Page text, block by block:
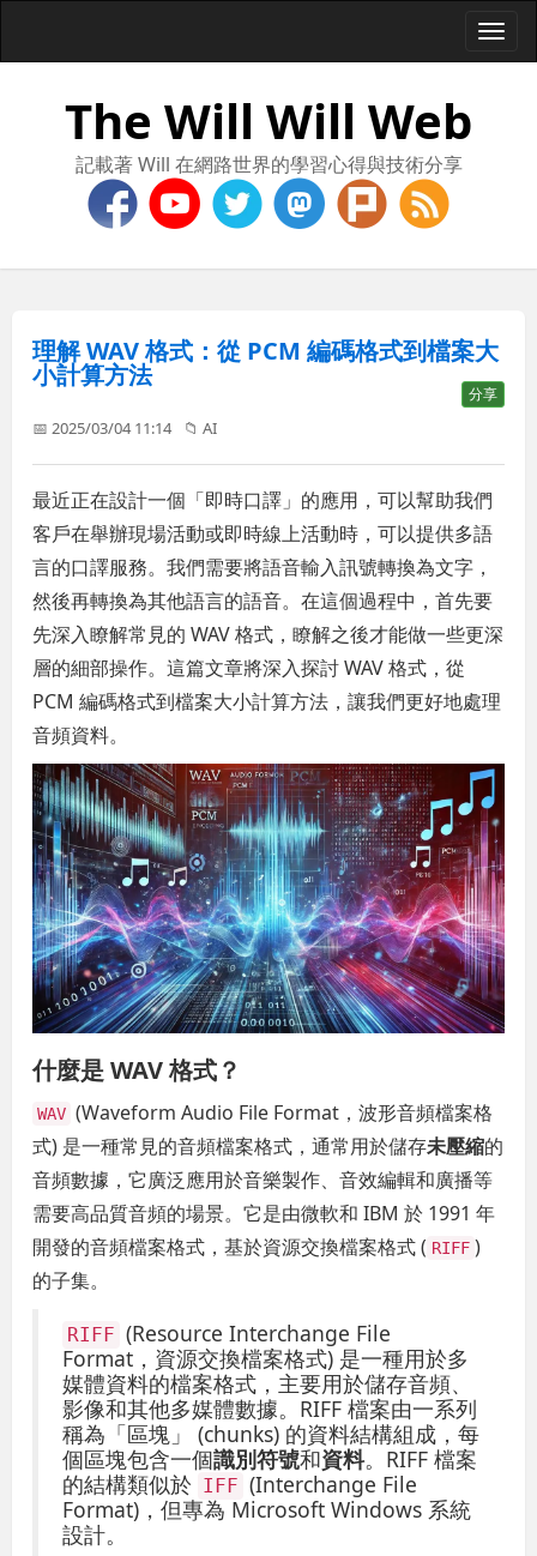
The Will Will Web
記載著 Will 在網路世界的學習心得與技術分享
理解 WAV 格式：從 PCM 編碼格式到檔案大
小計算方法
分享
📅 2025/03/04 11:14 📁AI
最近正在設計一個「即時口譯」的應用，可以幫助我們
客戶在舉辦現場活動或即時線上活動時，可以提供多語
言的口譯服務。我們需要將語音輸入訊號轉換為文字，
然後再轉換為其他語言的語音。在這個過程中，首先要
先深入瞭解常見的 WAV 格式，瞭解之後才能做一些更深
層的細部操作。這篇文章將深入探討 WAV 格式，從
PCM 編碼格式到檔案大小計算方法，讓我們更好地處理
音頻資料。
什麼是 WAV 格式？
WAV (Waveform Audio File Format，波形音頻檔案格
式) 是一種常見的音頻檔案格式，通常用於儲存未壓縮的
音頻數據，它廣泛應用於音樂製作、音效編輯和廣播等
需要高品質音頻的場景。它是由微軟和 IBM 於 1991 年
開發的音頻檔案格式，基於資源交換檔案格式 ( RIFF )
的子集。
RIFF (Resource Interchange File
Format，資源交換檔案格式) 是一種用於多
媒體資料的檔案格式，主要用於儲存音頻、
影像和其他多媒體數據。RIFF 檔案由一系列
稱為「區塊」 (chunks) 的資料結構組成，每
個區塊包含一個識別符號和資料。RIFF 檔案
的結構類似於 IFF (Interchange File
Format)，但專為 Microsoft Windows 系統
設計。